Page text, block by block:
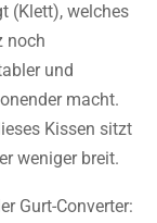
(Klett), welches
noch
und
macht.
Kissen sitzt
weniger breit.
Gurt-Converter: